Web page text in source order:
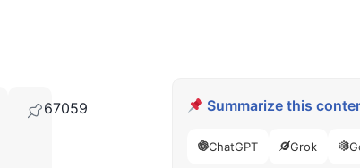
67059 Summarize this
ChatGPT Grok